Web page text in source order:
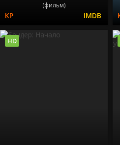
(фильм)
HD